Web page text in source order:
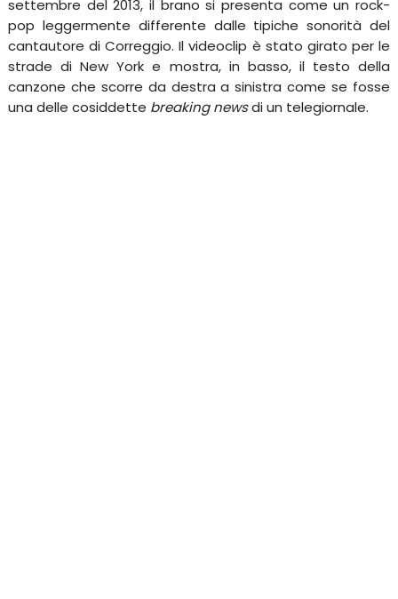
settembre del 2013, il brano si presenta come un rock-
pop leggermente differente dalle tipiche sonorità del
cantautore di Correggio. Il videoclip è stato girato per le
strade di New York e mostra, in basso, il testo della
canzone che scorre da destra a sinistra come se fosse
una delle cosiddette breaking newsdi un telegiornale.